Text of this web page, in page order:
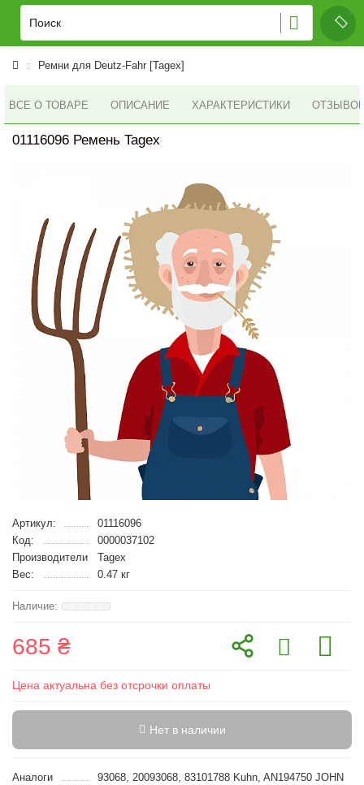
Ремни для Deutz-Fahr [Tagex]
ВСЕ О ТОВАРЕ ОПИСАНИЕ ХАРАКТЕРИСТИКИ ОТЗЫВОВ
01116096 Ремень Tagex
Артикул:
01116096
Код:
0000037102
Производители
Tagex
Вес:
0.47 кг
685 ₴
Цена актуальна без отсрочки оплаты
Нет в наличии
Аналоги
93068, 20093068, 83101788 Kuhn, AN194750 JOHN